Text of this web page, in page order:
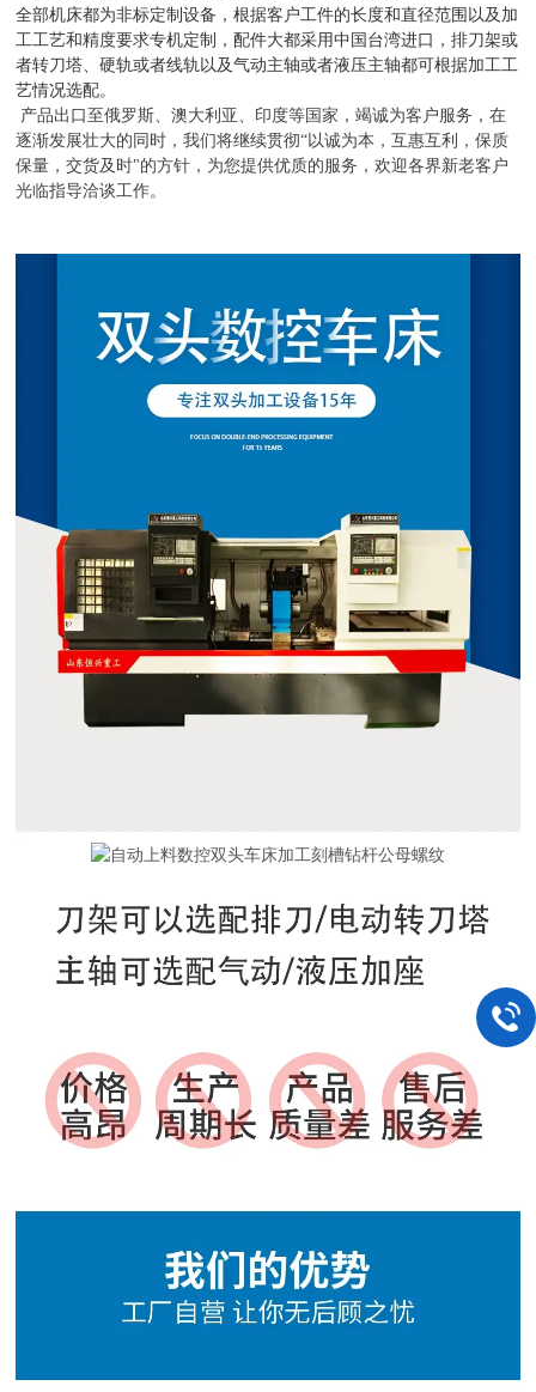
全部机床都为非标定制设备，根据客户工件的长度和直径范围以及加
工工艺和精度要求专机定制，配件大都采用中国台湾进口，排刀架或
者转刀塔、硬轨或者线轨以及气动主轴或者液压主轴都可根据加工工
艺情况选配。
产品出口至俄罗斯、澳大利亚、印度等国家，竭诚为客户服务，在
逐渐发展壮大的同时，我们将继续贯彻“以诚为本，互惠互利，保质
保量，交货及时"的方针，为您提供优质的服务，欢迎各界新老客户
光临指导洽谈工作。